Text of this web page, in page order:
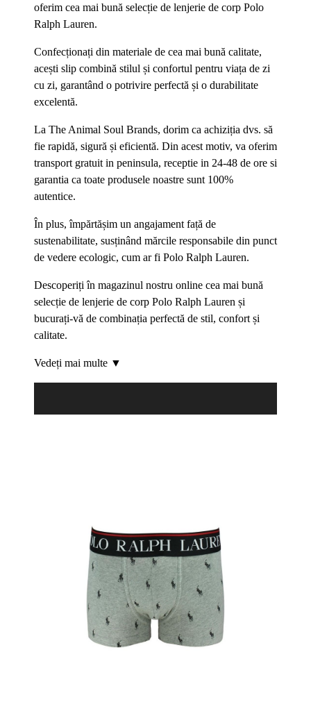
oferim cea mai bună selecție de lenjerie de corp Polo
Ralph Lauren.
Confecționați din materiale de cea mai bună calitate,
acești slip combină stilul și confortul pentru viața de zi
cu zi, garantând o potrivire perfectă și o durabilitate
excelentă.
La The Animal Soul Brands, dorim ca achiziția dvs. să
fie rapidă, sigură și eficientă. Din acest motiv, va oferim
transport gratuit in peninsula, receptie in 24-48 de ore si
garantia ca toate produsele noastre sunt 100%
autentice.
În plus, împărtășim un angajament față de
sustenabilitate, susținând mărcile responsabile din punct
de vedere ecologic, cum ar fi Polo Ralph Lauren.
Descoperiți în magazinul nostru online cea mai bună
selecție de lenjerie de corp Polo Ralph Lauren și
bucurați-vă de combinația perfectă de stil, confort și
calitate.
Vedeți mai multe ▼